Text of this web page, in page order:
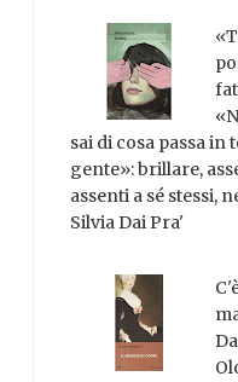
sai di cosa passa in
gente»: brillare,
assenti a sé stessi,
Silvia Dai Pra'